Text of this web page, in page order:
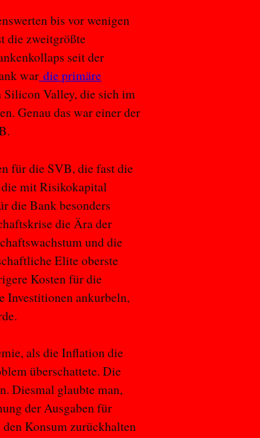
bis vor wenigen
die zweitgrößte
seit der
war die primäre
Silicon Valley, die sich im
Genau das war einer der
für die SVB, die fast die
mit Risikokapital
die Bank besonders
die Ära der
und die
Elite oberste
Kosten für die
Investitionen ankurbeln,
als die Inflation die
überschattete. Die
Diesmal glaubte man,
der Ausgaben für
Konsum zurückhalten